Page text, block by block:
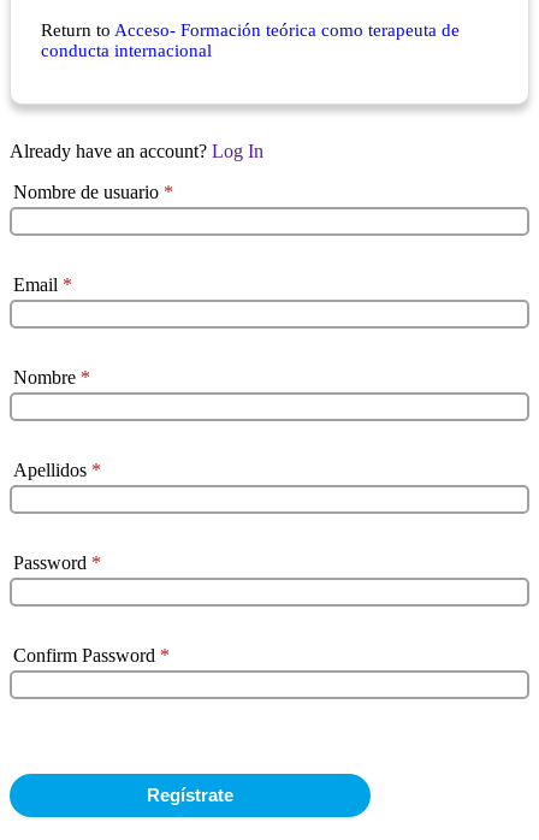
Return to Acceso- Formación teórica como terapeuta de
conducta internacional
Already have an account? Log In
Nombre de usuario *
Email *
Nombre *
Apellidos *
Password *
Confirm Password *